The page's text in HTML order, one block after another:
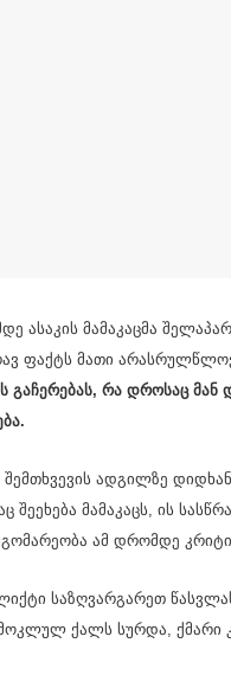
ასა­კის მა­მა­კაც­მა
ფაქტს მათი
გა­ჩე­რე­ბას, რა დრო­საც მან
ად­გილ­ზე
შე­ე­ხე­ბა მა­მა­კაცს, ის
ამ დრომ­დე
სა­ზღვარ­გა­რეთ
ქალს სურ­და, ქმა­რი